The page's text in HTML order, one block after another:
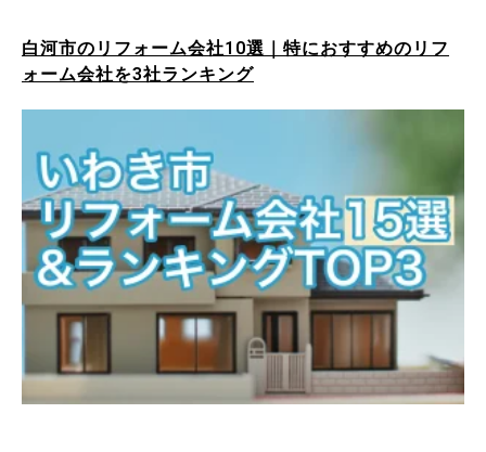
白河市のリフォーム会社10選｜特におすすめのリフ
ォーム会社を3社ランキング